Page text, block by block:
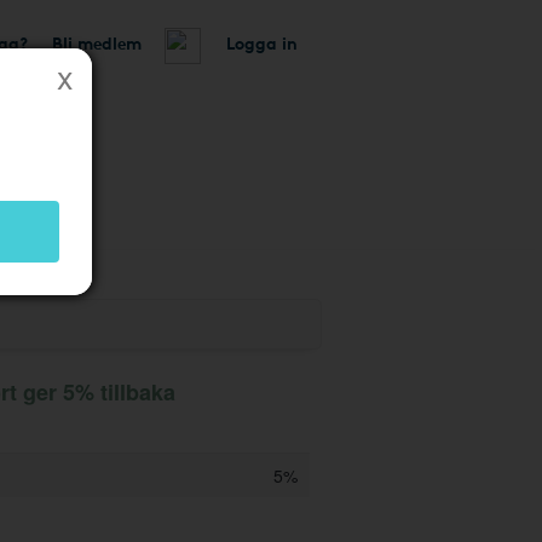
Bli medlem Logga in
ger 5% tillbaka
5%